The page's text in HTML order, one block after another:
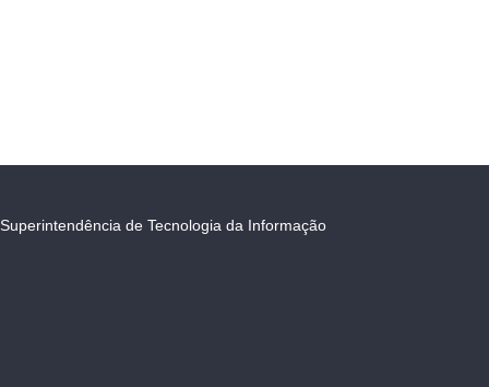
Superintendência de Tecnologia da Informação